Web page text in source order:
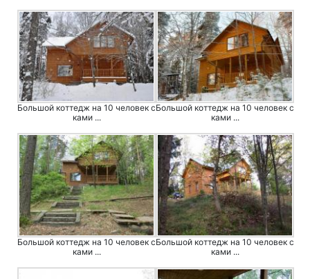
Большой коттедж на 10 человек с
ками ...
Большой коттедж на 10 человек с
ками ...
Большой коттедж на 10 человек с
ками ...
Большой коттедж на 10 человек с
ками ...